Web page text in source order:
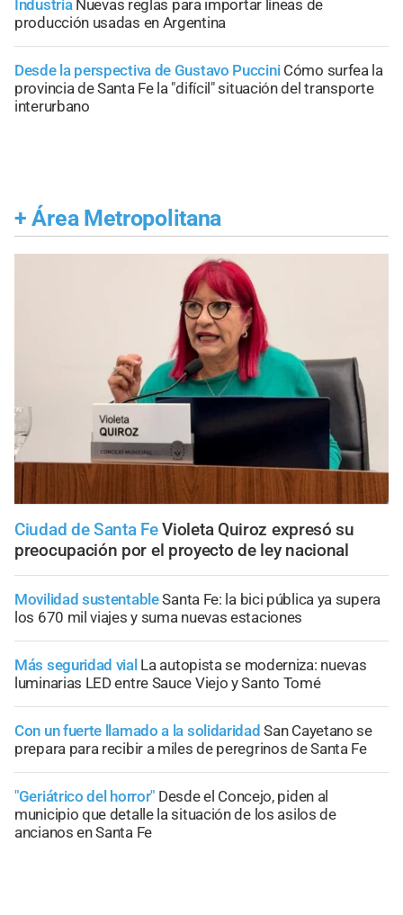
Industria Nuevas reglas para importar líneas de
producción usadas en Argentina
Desde la perspectiva de Gustavo Puccini Cómo surfea la
provincia de Santa Fe la "difícil" situación del transporte
interurbano
+ Área Metropolitana
Ciudad de Santa Fe Violeta Quiroz expresó su
preocupación por el proyecto de ley nacional
Movilidad sustentableSanta Fe: la bici pública ya supera
los 670 mil viajes y suma nuevas estaciones
Más seguridad vial La autopista se moderniza: nuevas
luminarias LED entre Sauce Viejo y Santo Tomé
Con un fuerte llamado a la solidaridad San Cayetano se
prepara para recibir a miles de peregrinos de Santa Fe
"Geriátrico del horror" Desde el Concejo, piden al
municipio que detalle la situación de los asilos de
ancianos en Santa Fe